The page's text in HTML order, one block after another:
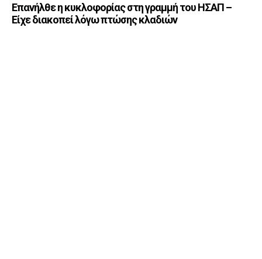
Επανήλθε η κυκλοφορίας στη γραμμή του ΗΣΑΠ –
Είχε διακοπεί λόγω πτώσης κλαδιών